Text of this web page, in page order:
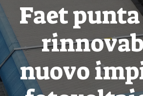
Faet
nuovo